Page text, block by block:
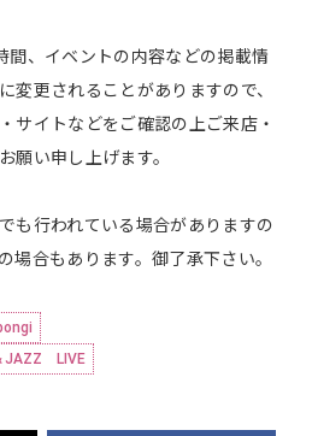
間、イベントの内容などの掲載情
変更されることがありますので、
サイトなどをご確認の上ご来店・
願い申し上げます。
も行われている場合がありますの
場合もあります。御了承下さい。
JAZZ LIVE